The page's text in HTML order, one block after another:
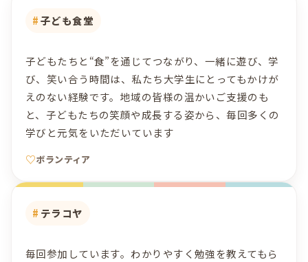
子ども食堂
子どもたちと“食”を通じてつながり、一緒に遊び、学
び、笑い合う時間は、私たち大学生にとってもかけが
えのない経験です。地域の皆様の温かいご支援のも
と、子どもたちの笑顔や成長する姿から、毎回多くの
学びと元気をいただいています
ボランティア
テラコヤ
毎回参加しています。わかりやすく勉強を教えてもら